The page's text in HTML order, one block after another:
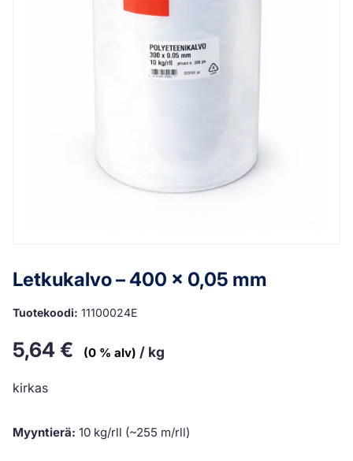
Letkukalvo – 400 x 0,05 mm
Tuotekoodi: 11100024E
5,64€ (0 % alv) / kg
kirkas
Myyntierä: 10 kg/rll (~255 m/rll)